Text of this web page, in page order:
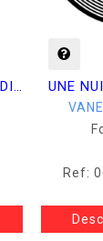
BEST OF&VARIATIONS(DIGI UNE
Ref: